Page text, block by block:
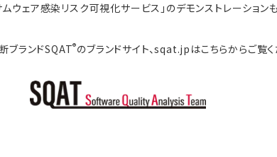
ムウェア感染リスク可視化サービス」のデモンストレーション
ブランドSQAT®のブランドサイト、sqat.jpはこちらからご覧く